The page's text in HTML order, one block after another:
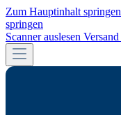
Zum Hauptinhalt springen
springen
Scanner auslesen Versand